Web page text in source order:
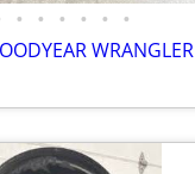
• • • • • •
WRANGLER